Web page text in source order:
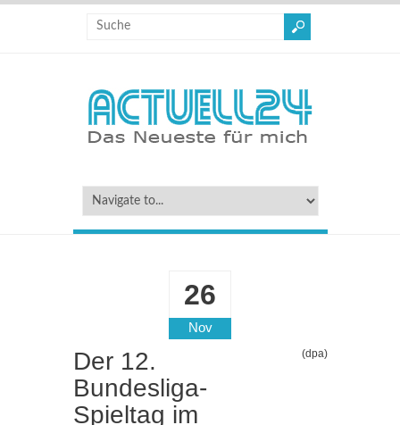
26
Nov
Der 12.
Bundesliga-
Spieltag im
(dpa)